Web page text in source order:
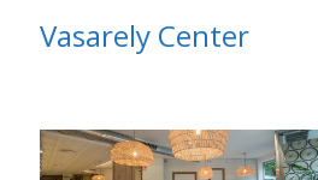
Vasarely Center